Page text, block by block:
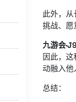
此外，
挑战、愿
九游会
因此，
动融入他
总结：